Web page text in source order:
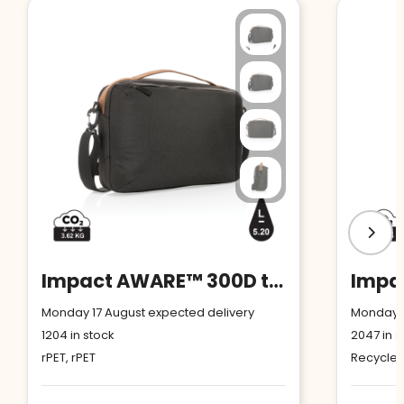
Impact AWARE™ 300D two tone deluxe 15.6" laptop bag
Monday 17 August expected delivery
1204 in stock
rPET, rPET
Monday
2047in